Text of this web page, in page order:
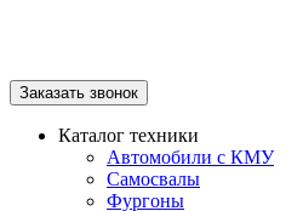
Заказать звонок
Каталог техники
Автомобили с КМУ
Самосвалы
Фургоны